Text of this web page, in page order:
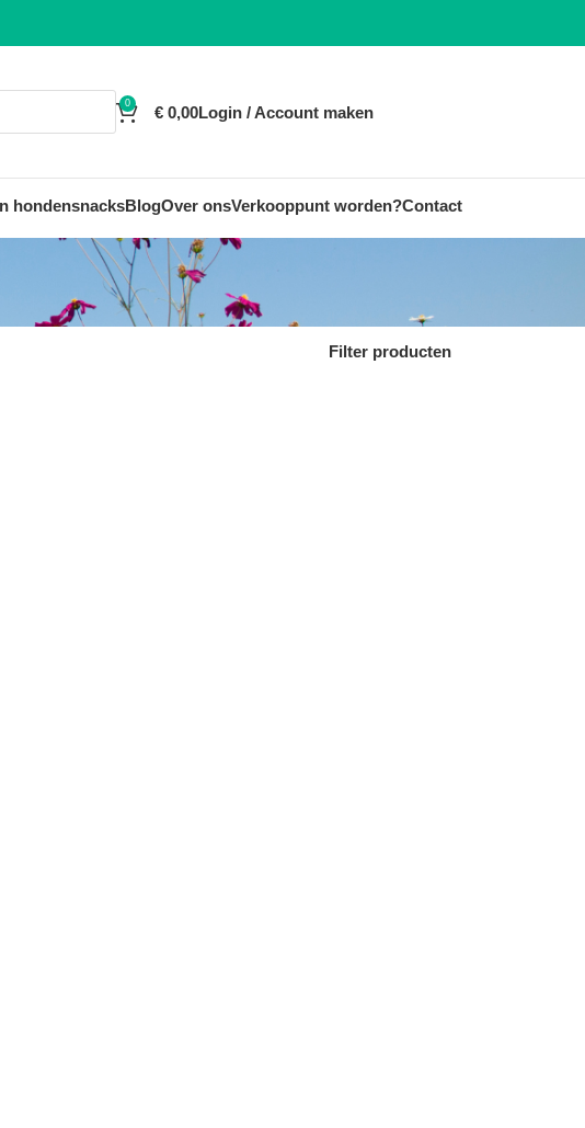
0 € 0,00Login / Account maken
hondensnacksBlogOver onsVerkooppunt worden?Contact
Filter producten